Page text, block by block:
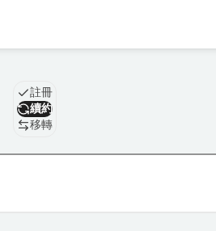
域名註冊
續約
移轉